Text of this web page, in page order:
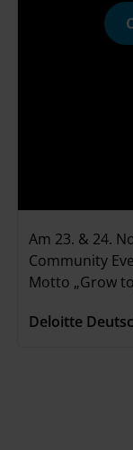
Am 23. & 24.
Community
Motto „Grow
„The Stage“
Deloitte
Networken
Deloitte